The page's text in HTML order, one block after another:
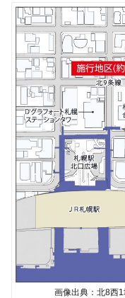
画像出典：北8西